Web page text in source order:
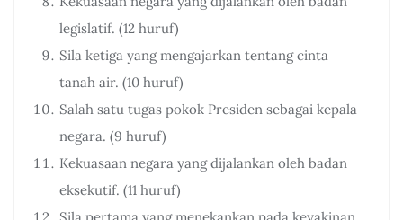
legislatif. (12 huruf)
Sila ketiga yang mengajarkan tentang cinta
tanah air. (10 huruf)
Salah satu tugas pokok Presiden sebagai kepala
negara. (9 huruf)
Kekuasaan negara yang dijalankan oleh badan
eksekutif. (11 huruf)